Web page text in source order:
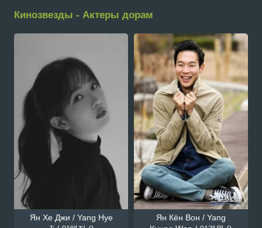
Кинозвезды - Актеры дорам
Ян Хе Джи / Yang Hye
Ян Кён Вон / Yang